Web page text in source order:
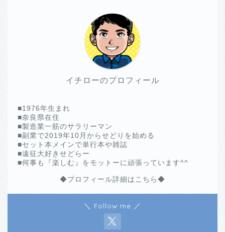
イチローのプロフィール
■1976年生まれ
■奈良県在住
■製造業一筋のサラリーマン
■副業で2019年10月からせどりを始める
■セット本メインで単行本や雑誌
■遠征大好きせどらー
■何事も『楽しむ』をモットーに頑張っています^^
◆プロフィール詳細はこちら◆
＼ Follow me ／